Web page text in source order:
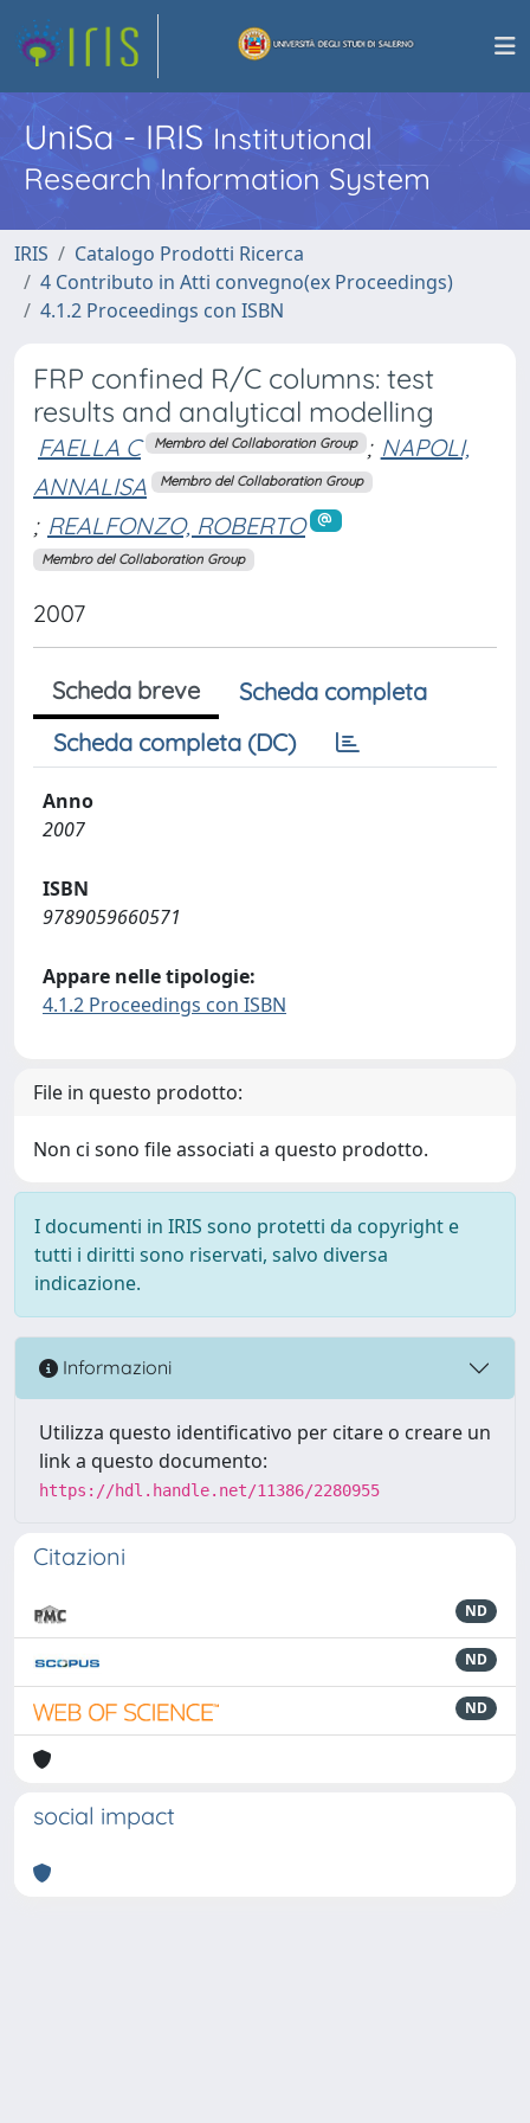
UniSa - IRISInstitutional
Research Information System
IRIS
Catalogo Prodotti Ricerca
4 Contributo in Atti convegno(ex Proceedings)
4.1.2 Proceedings con ISBN
FRP confined R/C columns: test
results and analytical modelling
FAELLA C Membro del Collaboration Group ; NAPOLI,
ANNALISA
Membro del Collaboration Group
; REALFONZO, ROBERTO
Membro del Collaboration Group
2007
Scheda breve
Scheda completa
Scheda completa (DC)
Anno
2007
ISBN
9789059660571
Appare nelle tipologie:
4.1.2 Proceedings con ISBN
File in questo prodotto:
Non ci sono file associati a questo prodotto.
I documenti in IRIS sono protetti da copyright e
tutti i diritti sono riservati, salvo diversa
indicazione.
Informazioni
Utilizza questo identificativo per citare o creare un
link a questo documento:
https://hdl.handle.net/11386/2280955
Citazioni
ND
ND
ND
social impact